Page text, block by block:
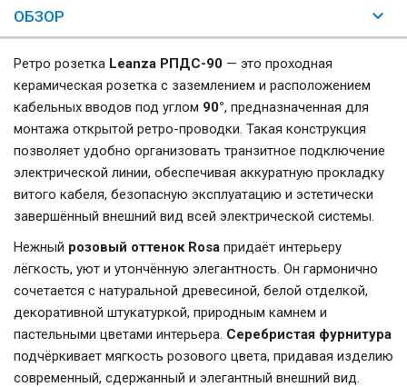
ОБЗОР
Ретро розетка Leanza РПДС-90 — это проходная
керамическая розетка с заземлением и расположением
кабельных вводов под углом 90°, предназначенная для
монтажа открытой ретро-проводки. Такая конструкция
позволяет удобно организовать транзитное подключение
электрической линии, обеспечивая аккуратную прокладку
витого кабеля, безопасную эксплуатацию и эстетически
завершённый внешний вид всей электрической системы.
Нежный розовый оттенок Rosa придаёт интерьеру
лёгкость, уют и утончённую элегантность. Он гармонично
сочетается с натуральной древесиной, белой отделкой,
декоративной штукатуркой, природным камнем и
пастельными цветами интерьера. Серебристая фурнитура
подчёркивает мягкость розового цвета, придавая изделию
современный, сдержанный и элегантный внешний вид.